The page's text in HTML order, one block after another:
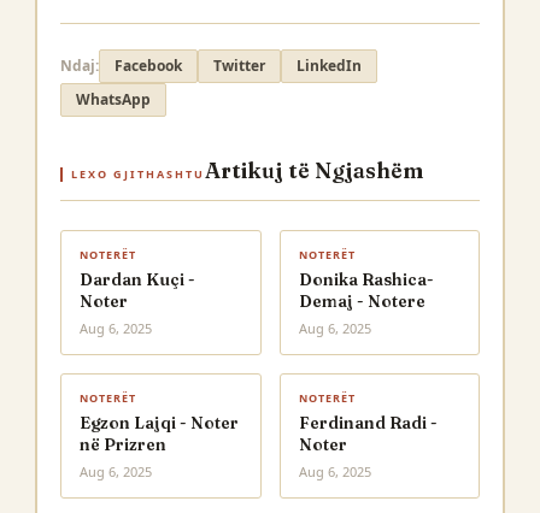
Ndaj: Facebook Twitter
LinkedIn
WhatsApp
LEXO GJITHASHTU Artikuj të Ngjashëm
NOTERËT
Dardan Kuçi -
Noter
Aug 6, 2025
NOTERËT
Donika Rashica-
Demaj - Notere
Aug 6, 2025
NOTERËT
Egzon Lajqi - Noter
në Prizren
Aug 6, 2025
NOTERËT
Ferdinand Radi -
Noter
Aug 6, 2025